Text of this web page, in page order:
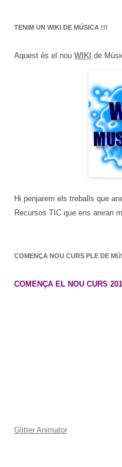
TENIM UN WIKI DE MÚSICA !!!
Aquest és el nou WIKI de
Hi penjarem els treballs que
Recursos TIC que ens aniran
COMENÇA NOU CURS PLE DE
COMENÇA EL NOU CURS
Glitter Animator